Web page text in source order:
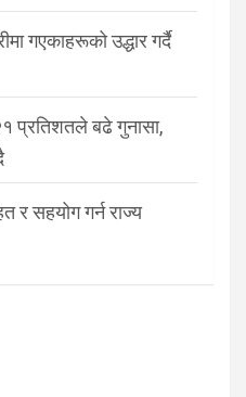
गएकाहरूको उद्धार गर्दै
प्रतिशतले बढे गुनासा,
र सहयोग गर्न राज्य